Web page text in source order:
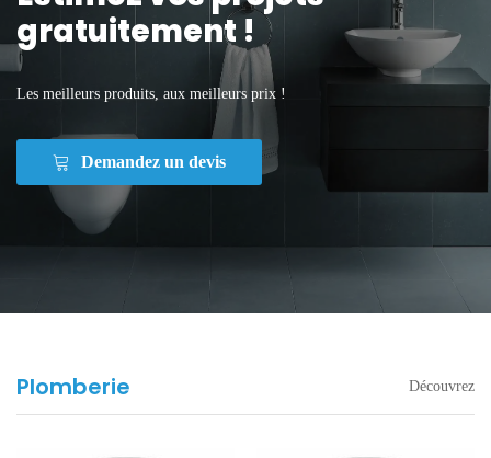
gratuitement !
Les meilleurs produits, aux meilleurs prix !
Demandez un devis
Plomberie Découvrez